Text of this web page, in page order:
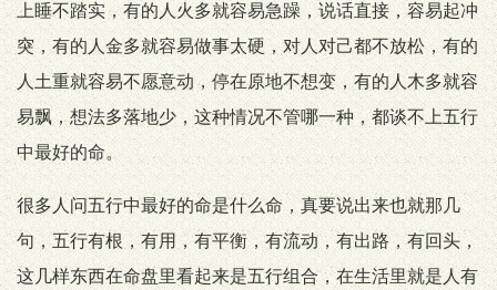
上睡不踏实，有的人火多就容易急躁，说话直接，容易起冲
突，有的人金多就容易做事太硬，对人对己都不放松，有的
人土重就容易不愿意动，停在原地不想变，有的人木多就容
易飘，想法多落地少，这种情况不管哪一种，都谈不上五行
中最好的命。
很多人问五行中最好的命是什么命，真要说出来也就那几
句，五行有根，有用，有平衡，有流动，有出路，有回头，
这几样东西在命盘里看起来是五行组合，在生活里就是人有